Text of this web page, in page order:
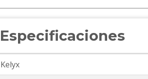
Especificaciones
Kelyx